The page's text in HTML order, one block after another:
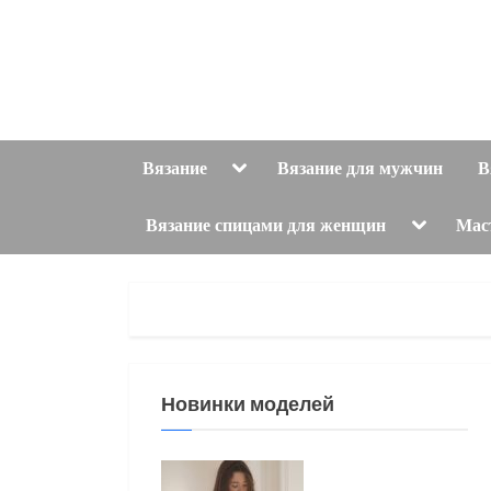
Вязание ToggleВязание для мужчин
Вязание спицами для женщин Toggle
menu
Новинки моделей